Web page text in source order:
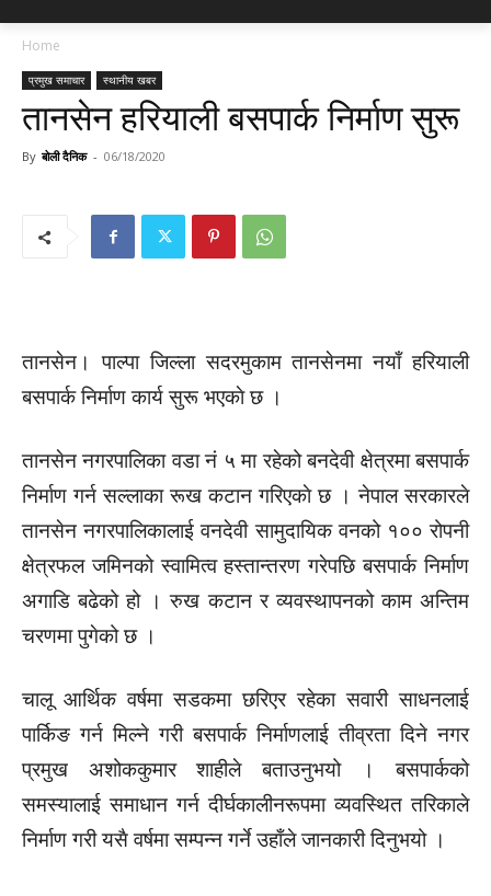
Home
प्रमुख समाचार स्थानीय खबर
तानसेन हरियाली बसपार्क निर्माण सुरू
By बोली दैनिक - 06/18/2020
तानसेन। पाल्पा जिल्ला सदरमुकाम तानसेनमा नयाँ हरियाली
बसपार्क निर्माण कार्य सुरू भएकाे छ ।
तानसेन नगरपालिका वडा नं ५ मा रहेको बनदेवी क्षेत्रमा बसपार्क
निर्माण गर्न सल्लाका रूख कटान गरिएकाे छ । नेपाल सरकारले
तानसेन नगरपालिकालाई वनदेवी सामुदायिक वनको १०० रोपनी
क्षेत्रफल जमिनको स्वामित्व हस्तान्तरण गरेपछि बसपार्क निर्माण
अगाडि बढेको हो । रुख कटान र व्यवस्थापनको काम अन्तिम
चरणमा पुगेको छ ।
चालू आर्थिक वर्षमा सडकमा छरिएर रहेका सवारी साधनलाई
पार्किङ गर्न मिल्ने गरी बसपार्क निर्माणलाई तीव्रता दिने नगर
प्रमुख अशोककुमार शाहीले बताउनुभयो । बसपार्कको
समस्यालाई समाधान गर्न दीर्घकालीनरूपमा व्यवस्थित तरिकाले
निर्माण गरी यसै वर्षमा सम्पन्न गर्ने उहाँले जानकारी दिनुभयो ।